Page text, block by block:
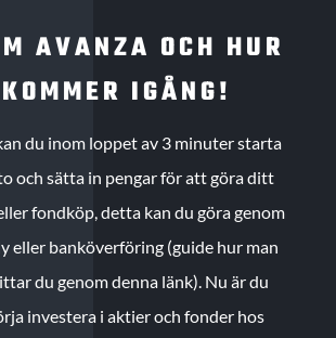
AVANZA OCH HUR
IGÅNG!
du inom loppet av 3 minuter starta
och sätta in pengar för att göra ditt
fondköp, detta kan du göra genom
eller banköverföring (guide hur man
du genom denna länk). Nu är du
investera i aktier och fonder hos